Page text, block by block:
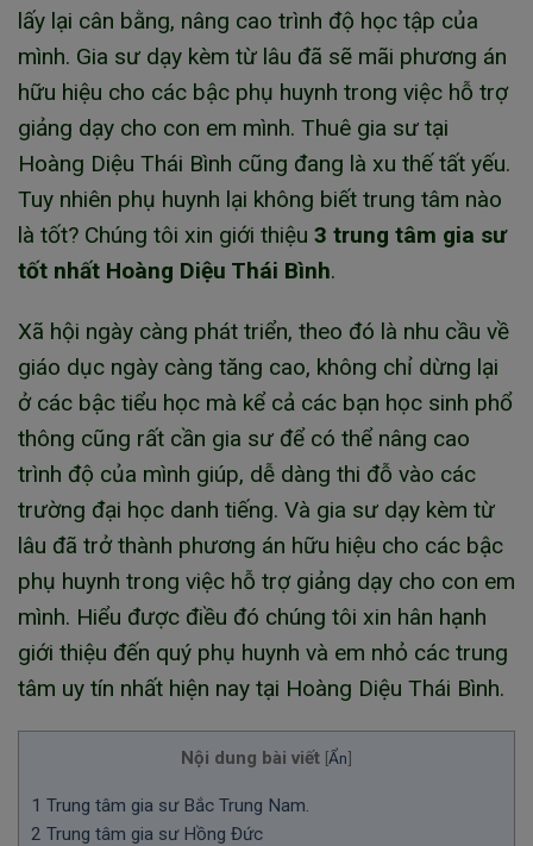
lấy lại cân bằng, nâng cao trình độ học tập của
mình. Gia sư dạy kèm từ lâu đã sẽ mãi phương án
hữu hiệu cho các bậc phụ huynh trong việc hỗ trợ
giảng dạy cho con em mình. Thuê gia sư tại
Hoàng Diệu Thái Bình cũng đang là xu thế tất yếu.
Tuy nhiên phụ huynh lại không biết trung tâm nào
là tốt? Chúng tôi xin giới thiệu 3 trung tâm gia sư
tốt nhất Hoàng Diệu Thái Bình.
Xã hội ngày càng phát triển, theo đó là nhu cầu về
giáo dục ngày càng tăng cao, không chỉ dừng lại
ở các bậc tiểu học mà kể cả các bạn học sinh phổ
thông cũng rất cần gia sư để có thể nâng cao
trình độ của mình giúp, dễ dàng thi đỗ vào các
trường đại học danh tiếng. Và gia sư dạy kèm từ
lâu đã trở thành phương án hữu hiệu cho các bậc
phụ huynh trong việc hỗ trợ giảng dạy cho con em
mình. Hiểu được điều đó chúng tôi xin hân hạnh
giới thiệu đến quý phụ huynh và em nhỏ các trung
tâm uy tín nhất hiện nay tại Hoàng Diệu Thái Bình.
Nội dung bài viết [Ẩn]
1 Trung tâm gia sư Bắc Trung Nam.
2 Trung tâm gia sư Hồng Đức